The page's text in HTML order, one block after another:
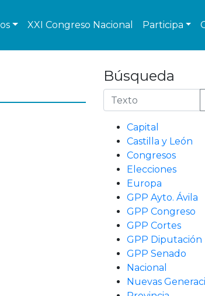
XXI Congreso Nacional Participa
Búsqueda
Capital
Castilla y León
Congresos
Elecciones
Europa
GPP Ayto. Ávila
GPP Congreso
GPP Cortes
GPP Diputación
GPP Senado
Nacional
Nuevas